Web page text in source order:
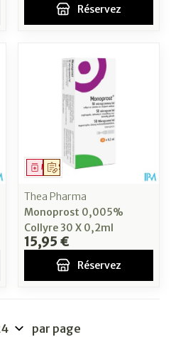
Réservez
Sur prescription
Médicament
Thea Pharma
Monoprost 0,005%
Collyre 30 X 0,2ml
15,95 €
Réservez
par page